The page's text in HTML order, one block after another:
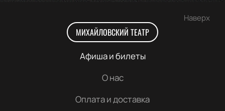
Наверх
МИХАЙЛОВСКИЙ ТЕАТР
Афиша и билеты
О нас
Оплата и доставка